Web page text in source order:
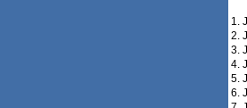
1.
2.
3.
4.
5.
6.